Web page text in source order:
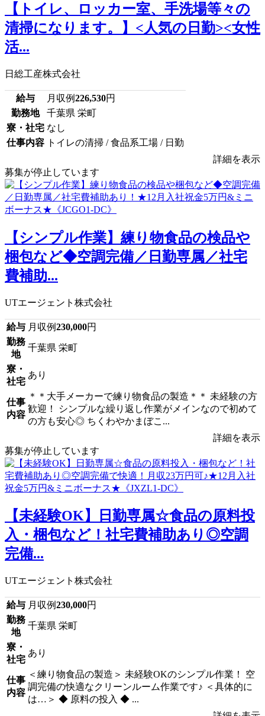
【トイレ、ロッカー室、手洗場等々の
清掃になります。】<人気の日勤><女性
活...
日総工産株式会社
給与 月収例226,530円
勤務地
千葉県 栄町
寮・社宅 なし
仕事内容 トイレの清掃 / 食品系工場 / 日勤
詳細を表示
募集が停止しています
【シンプル作業】練り物食品の検品や
梱包など◆空調完備／日勤専属／社宅
費補助...
UTエージェント株式会社
給与 月収例230,000円
勤務
地
千葉県 栄町
寮・
社宅
あり
仕事
内容
＊＊大手メーカーで練り物食品の製造＊＊ 未経験の方
歓迎！ シンプルな繰り返し作業がメインなので初めて
の方も安心◎ ちくわやかまぼこ...
詳細を表示
募集が停止しています
【未経験OK】日勤専属☆食品の原料投
入・梱包など！社宅費補助あり◎空調
完備...
UTエージェント株式会社
給与 月収例230,000円
勤務
地
千葉県 栄町
寮・
社宅
あり
仕事
内容
＜練り物食品の製造＞ 未経験OKのシンプル作業！ 空
調完備の快適なクリーンルーム作業です♪ ＜具体的に
は…＞ ◆ 原料の投入 ◆ ...